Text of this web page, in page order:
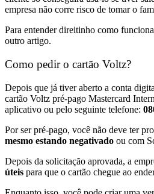
empresa não corre risco de tomar o
Para entender direitinho como
outro artigo.
Como pedir o cartão Voltz?
Depois que já tiver aberto a conta
cartão Voltz pré-pago Mastercard
aplicativo ou pelo seguinte telefone:
Por ser pré-pago, você não deve ter
mesmo estando negativado ou com
Depois da solicitação aprovada, a
úteis para que o cartão chegue ao